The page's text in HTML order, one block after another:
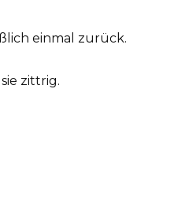
einmal zurück.
zittrig.